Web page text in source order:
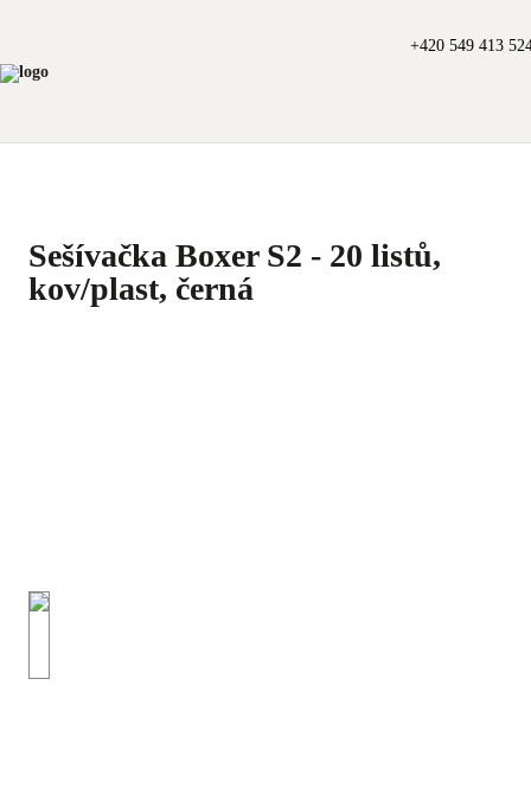
+420 549 413
Sešívačka Boxer S2 - 20 listů,
kov/plast, černá